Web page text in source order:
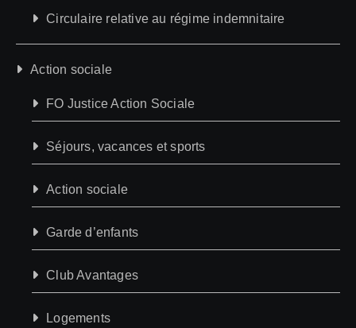
Circulaire relative au régime indemnitaire
Action sociale
FO Justice Action Sociale
Séjours, vacances et sports
Action sociale
Garde d’enfants
Club Avantages
Logements